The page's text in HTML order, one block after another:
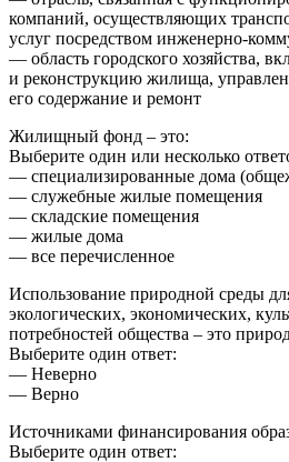
компаний, осуществляющих
услуг посредством инженерно-
— область городского хозяйства,
и реконструкцию жилища,
его содержание и ремонт
Жилищный фонд – это:
Выберите один или несколько
— специализированные дома
— служебные жилые помещения
— складские помещения
— жилые дома
— все перечисленное
Использование природной среды
экологических, экономических,
потребностей общества – это
Выберите один ответ:
— Неверно
— Верно
Источниками финансирования
Выберите один ответ: